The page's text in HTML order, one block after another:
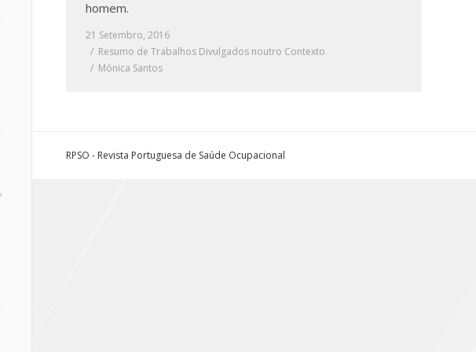
homem.
21 Setembro, 2016
Resumo de Trabalhos Divulgados noutro Contexto
Mónica Santos
RPSO - Revista Portuguesa de Saúde Ocupacional